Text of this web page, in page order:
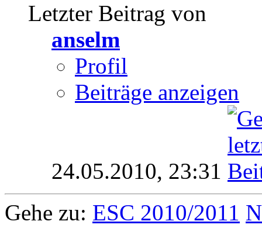
Letzter Beitrag von
anselm
Profil
Beiträge anzeigen
24.05.2010, 23:31
Gehe zu: ESC 2010/2011